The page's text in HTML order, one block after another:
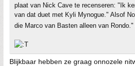
plaat van Nick Cave te recenseren: "Ik
van dat duet met Kyli Mynogue." Alsof
die Marco van Basten alleen van Rondo."
Blijkbaar hebben ze graag onnozele